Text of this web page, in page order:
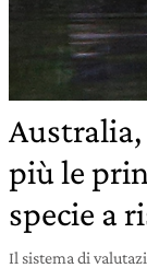
più le
specie a
Il sistema di